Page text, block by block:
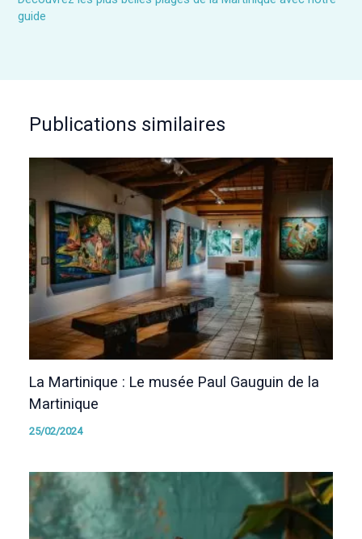
guide
Publications similaires
La Martinique : Le musée Paul Gauguin de la
Martinique
25/02/2024